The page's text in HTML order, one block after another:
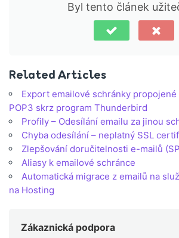
Byl tento článek
Related Articles
Export emailové schránky propojené
POP3 skrz program Thunderbird
Profily – Odesílání emailu za jinou
Chyba odesílání – neplatný SSL
Zlepšování doručitelnosti e-mailů
Aliasy k emailové schránce
Automatická migrace z emailů na
na Hosting
Zákaznická podpora